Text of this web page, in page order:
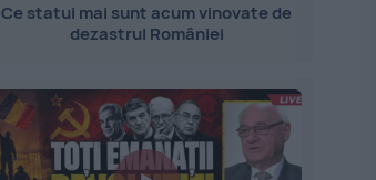
Ce statui mai sunt acum vinovate de
dezastrul României